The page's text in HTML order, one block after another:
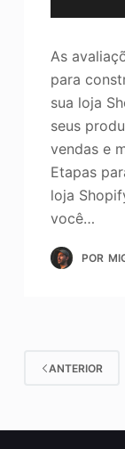
As
para
sua loja
seus
vendas e
Etapas
loja
você…
POR
ANTERIOR